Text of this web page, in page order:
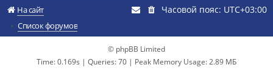
На сайт
Список форумов
Часовой пояс: UTC+03:00
© phpBB Limited
Time: 0.169s | Queries: 70 | Peak Memory Usage: 2.89 МБ